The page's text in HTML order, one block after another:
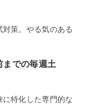
策。やる気のある
までの毎週土
特化した専門的な